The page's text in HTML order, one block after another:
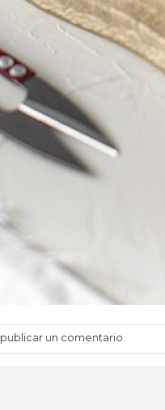
publicar un comentario